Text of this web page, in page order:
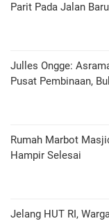
Parit Pada Jalan Baru
Julles Ongge:
Pusat Pembinaan,
Rumah Marbot
Hampir Selesai
Jelang HUT RI,